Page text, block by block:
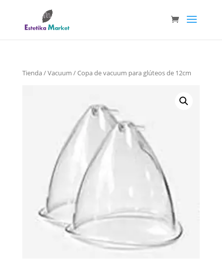
Tienda/Vacuum / Copa de vacuum para glúteos de 12cm